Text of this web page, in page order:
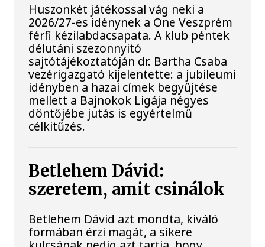
Huszonkét játékossal vág neki a
2026/27-es idénynek a One Veszprém
férfi kézilabdacsapata. A klub péntek
délutáni szezonnyitó
sajtótájékoztatóján dr. Bartha Csaba
vezérigazgató kijelentette: a jubileumi
idényben a hazai címek begyűjtése
mellett a Bajnokok Ligája négyes
döntőjébe jutás is egyértelmű
célkitűzés.
Betlehem Dávid:
szeretem, amit csinálok
Betlehem Dávid azt mondta, kiváló
formában érzi magát, a sikere